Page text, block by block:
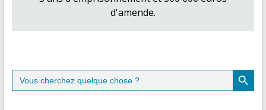
d'amende.
Search
for:
Search Button